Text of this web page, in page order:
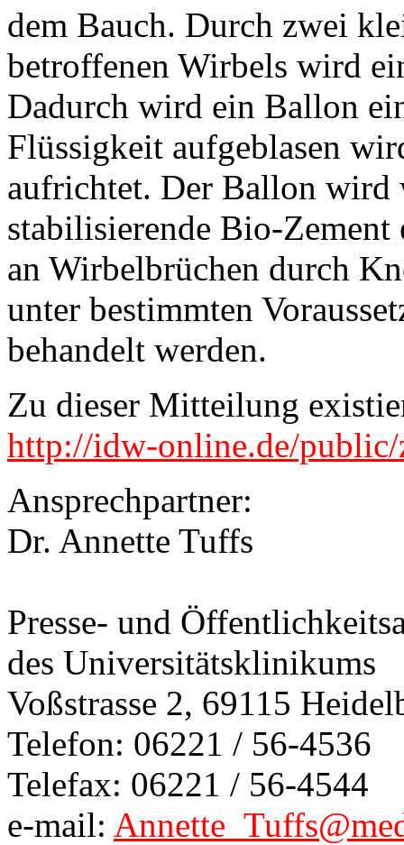
dem Bauch. Durch zwei
betroffenen Wirbels wird
Dadurch wird ein Ballon
Flüssigkeit aufgeblasen
aufrichtet. Der Ballon wird
stabilisierende Bio-
an Wirbelbrüchen durch
unter bestimmten
behandelt werden.
Zu dieser Mitteilung
http://idw-online.de/
Ansprechpartner:
Dr. Annette Tuffs
Presse- und
des Universitätsklinikums
Voßstrasse 2, 69115
Telefon: 06221 / 56-4536
Telefax: 06221 / 56-4544
e-mail: